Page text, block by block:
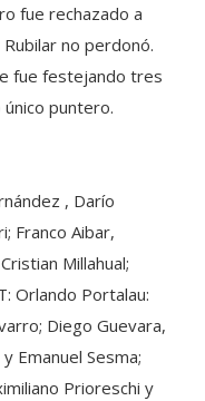
fue rechazado a
no perdonó.
fue festejando tres
puntero.
, Darío
Franco Aibar,
Millahual;
Orlando Portalau:
Diego Guevara,
Emanuel Sesma;
Prioreschi y